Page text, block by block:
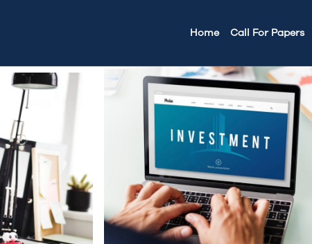
Home Call For Papers​